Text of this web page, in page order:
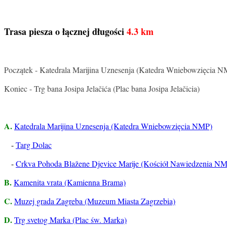
Trasa piesza o łącznej długości4.3 km
Początek - Katedrala Marijina Uznesenja (Katedra Wniebowzięcia
Koniec - Trg bana Josipa Jelačića (Plac bana Josipa Jelačicia)
A.Katedrala Marijina Uznesenja (Katedra Wniebowzięcia NMP)
-Targ Dolac
-Crkva Pohoda Blažene Djevice Marije (Kościół Nawiedzenia
B.Kamenita vrata (Kamienna Brama)
C.Muzej grada Zagreba (Muzeum Miasta Zagrzebia)
D.Trg svetog Marka (Plac św. Marka)